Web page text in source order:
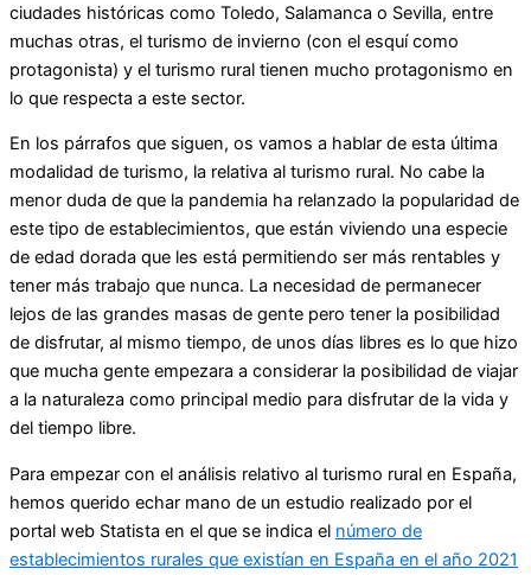
ciudades históricas como Toledo, Salamanca o Sevilla, entre
muchas otras, el turismo de invierno (con el esquí como
protagonista) y el turismo rural tienen mucho protagonismo en
lo que respecta a este sector.
En los párrafos que siguen, os vamos a hablar de esta última
modalidad de turismo, la relativa al turismo rural. No cabe la
menor duda de que la pandemia ha relanzado la popularidad de
este tipo de establecimientos, que están viviendo una especie
de edad dorada que les está permitiendo ser más rentables y
tener más trabajo que nunca. La necesidad de permanecer
lejos de las grandes masas de gente pero tener la posibilidad
de disfrutar, al mismo tiempo, de unos días libres es lo que hizo
que mucha gente empezara a considerar la posibilidad de viajar
a la naturaleza como principal medio para disfrutar de la vida y
del tiempo libre.
Para empezar con el análisis relativo al turismo rural en España,
hemos querido echar mano de un estudio realizado por el
portal web Statista en el que se indica el número de
establecimientos rurales que existían en España en el año 2021